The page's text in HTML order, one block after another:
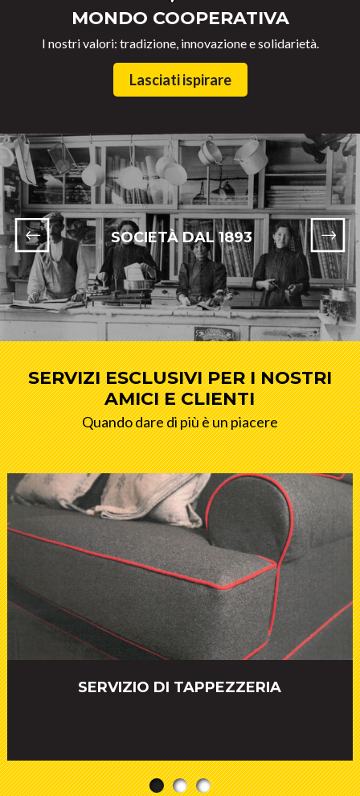
MONDO COOPERATIVA
I nostri valori: tradizione, innovazione e solidarietà.
Lasciati ispirare
SOCIETÀ DAL 1893
SERVIZI ESCLUSIVI PER I NOSTRI
AMICI E CLIENTI
Quando dare di più è un piacere
SERVIZIO DI TAPPEZZERIA